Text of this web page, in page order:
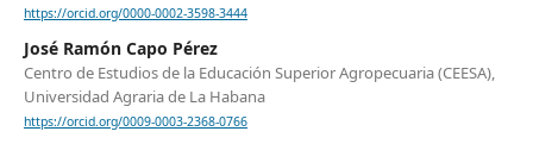
https://orcid.org/0000-0002-3598-3444
José Ramón Capo Pérez
Centro de Estudios de la Educación Superior Agropecuaria (CEESA),
Universidad Agraria de La Habana
https://orcid.org/0009-0003-2368-0766